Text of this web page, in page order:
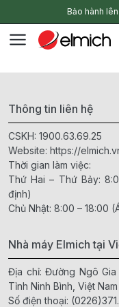
Bảo hành
Thông tin liên hệ
CSKH: 1900.63.69.25
Website: https://
Thời gian làm việc:
Thứ Hai – Thứ Bảy:
định)
Chủ Nhật: 8:00 – 18:00
Nhà máy Elmich tại
Địa chỉ: Đường Ngô Gia
Tỉnh Ninh Bình, Việt Nam
Số điện thoại: